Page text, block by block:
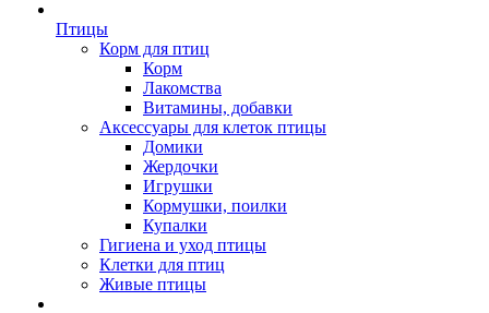
Птицы
Корм для птиц
Корм
Лакомства
Витамины, добавки
Аксессуары для клеток птицы
Домики
Жердочки
Игрушки
Кормушки, поилки
Купалки
Гигиена и уход птицы
Клетки для птиц
Живые птицы